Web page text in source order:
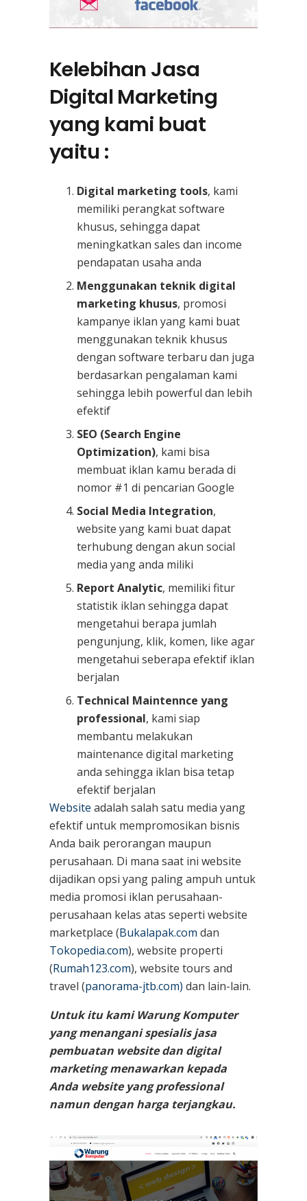
Kelebihan Jasa
Digital Marketing
yang kami buat
yaitu :
Digital marketing tools, kami
memiliki perangkat software
khusus, sehingga dapat
meningkatkan sales dan income
pendapatan usaha anda
Menggunakan teknik digital
marketing khusus, promosi
kampanye iklan yang kami buat
menggunakan teknik khusus
dengan software terbaru dan juga
berdasarkan pengalaman kami
sehingga lebih powerful dan lebih
efektif
SEO (Search Engine
Optimization), kami bisa
membuat iklan kamu berada di
nomor #1 di pencarian Google
Social Media Integration,
website yang kami buat dapat
terhubung dengan akun social
media yang anda miliki
Report Analytic, memiliki fitur
statistik iklan sehingga dapat
mengetahui berapa jumlah
pengunjung, klik, komen, like agar
mengetahui seberapa efektif iklan
berjalan
Technical Maintennce yang
professional, kami siap
membantu melakukan
maintenance digital marketing
anda sehingga iklan bisa tetap
efektif berjalan
Website adalah salah satu media yang
efektif untuk mempromosikan bisnis
Anda baik perorangan maupun
perusahaan. Di mana saat ini website
dijadikan opsi yang paling ampuh untuk
media promosi iklan perusahaan-
perusahaan kelas atas seperti website
marketplace (Bukalapak.com dan
Tokopedia.com), website properti
(Rumah123.com), website tours and
travel (panorama-jtb.com) dan lain-lain.
Untuk itu kami Warung Komputer
yang menangani spesialis jasa
pembuatan website dan digital
marketing menawarkan kepada
Anda website yang professional
namun dengan harga terjangkau.